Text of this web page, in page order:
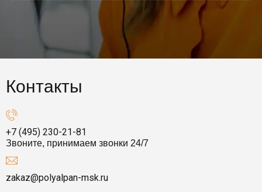
Контакты
+7 (495) 230-21-81
Звоните, принимаем звонки 24/7
zakaz@polyalpan-msk.ru